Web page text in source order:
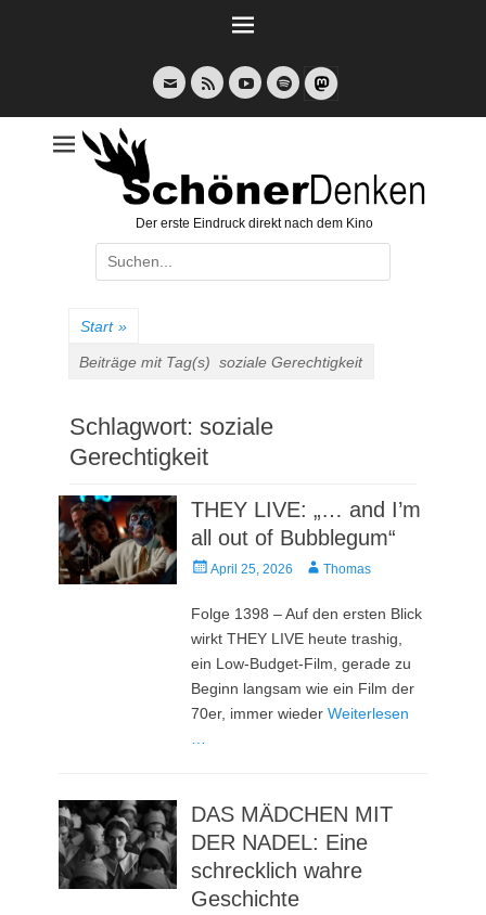
E-
Mail
Feed YouTubeSpotify
Der erste Eindruck direkt nach dem Kino
Suche
nach:
Start »
Beiträge mit Tag(s) soziale Gerechtigkeit
Schlagwort: soziale
Gerechtigkeit
THEY LIVE: „… and I’m
all out of Bubblegum“
Veröffentlicht
April 25, 2026 AutorThomas
Folge 1398 – Auf den ersten Blick
wirkt THEY LIVE heute trashig,
ein Low-Budget-Film, gerade zu
Beginn langsam wie ein Film der
70er, immer wiederWeiterlesen
DAS MÄDCHEN MIT
DER NADEL: Eine
schrecklich wahre
Geschichte